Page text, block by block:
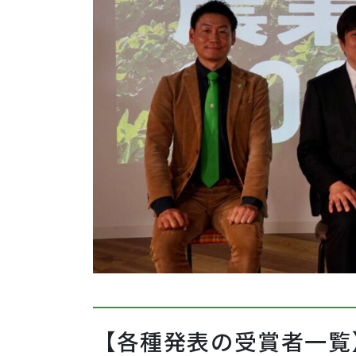
【各種発表の受賞者一